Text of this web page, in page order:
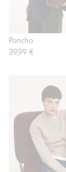
Poncho
39,99 €